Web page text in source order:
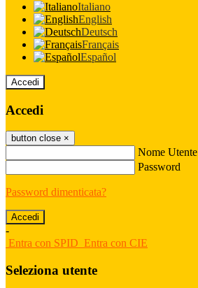
Italiano
English
Deutsch
Français
Español
Accedi
Accedi
button close ×
Nome Utente
Password
Password dimenticata?
-
Entra con SPID Entra con CIE
Seleziona utente